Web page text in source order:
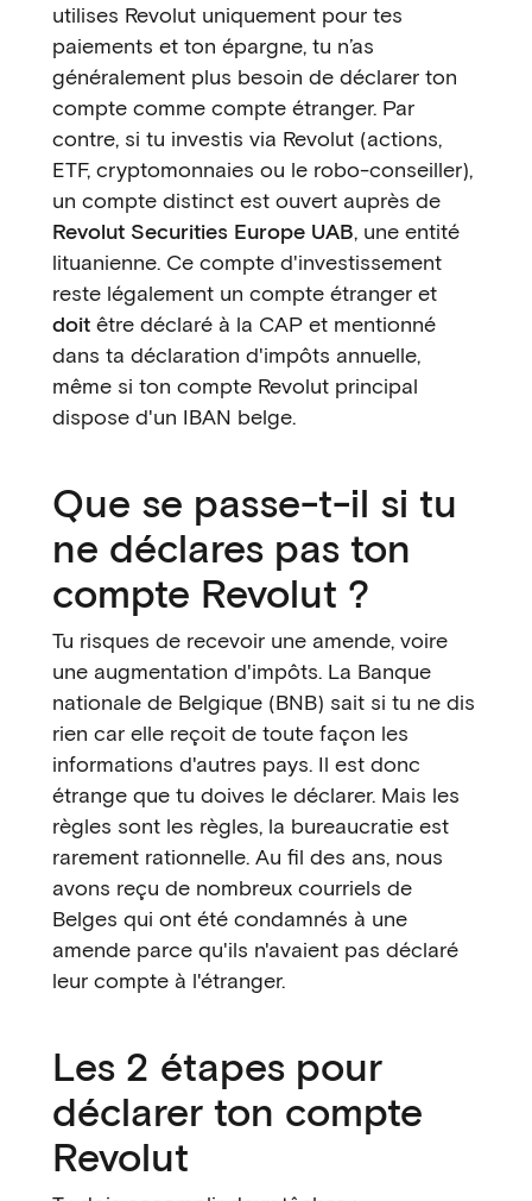
utilises Revolut uniquement pour tes
paiements et ton épargne, tu n’as
généralement plus besoin de déclarer ton
compte comme compte étranger. Par
contre, si tu investis via Revolut (actions,
ETF, cryptomonnaies ou le robo-conseiller),
un compte distinct est ouvert auprès de
Revolut Securities Europe UAB, une entité
lituanienne. Ce compte d'investissement
reste légalement un compte étranger et
doit être déclaré à la CAP et mentionné
dans ta déclaration d'impôts annuelle,
même si ton compte Revolut principal
dispose d'un IBAN belge.
Que se passe-t-il si tu
ne déclares pas ton
compte Revolut ?
Tu risques de recevoir une amende, voire
une augmentation d'impôts. La Banque
nationale de Belgique (BNB) sait si tu ne dis
rien car elle reçoit de toute façon les
informations d'autres pays. Il est donc
étrange que tu doives le déclarer. Mais les
règles sont les règles, la bureaucratie est
rarement rationnelle. Au fil des ans, nous
avons reçu de nombreux courriels de
Belges qui ont été condamnés à une
amende parce qu'ils n'avaient pas déclaré
leur compte à l'étranger.
Les 2 étapes pour
déclarer ton compte
Revolut